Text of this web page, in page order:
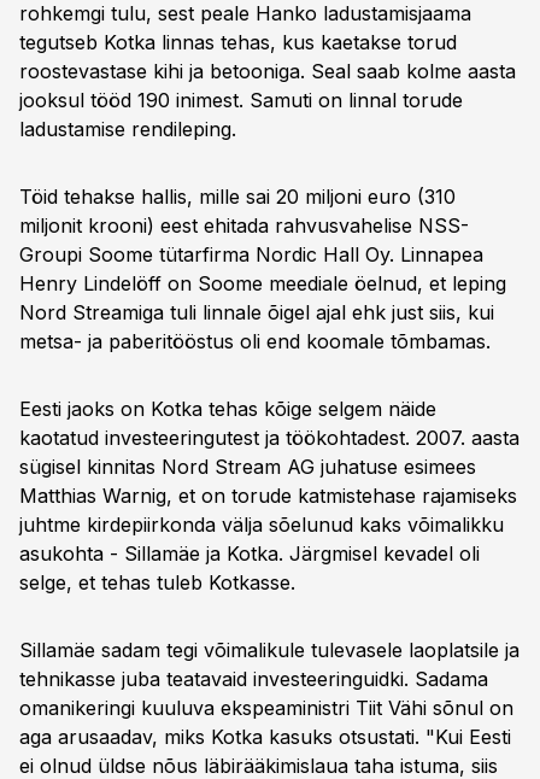
rohkemgi tulu, sest peale Hanko ladustamisjaama
tegutseb Kotka linnas tehas, kus kaetakse torud
roostevastase kihi ja betooniga. Seal saab kolme aasta
jooksul tööd 190 inimest. Samuti on linnal torude
ladustamise rendileping.
Töid tehakse hallis, mille sai 20 miljoni euro (310
miljonit krooni) eest ehitada rahvusvahelise NSS-
Groupi Soome tütarfirma Nordic Hall Oy. Linnapea
Henry Lindelöff on Soome meediale öelnud, et leping
Nord Streamiga tuli linnale õigel ajal ehk just siis, kui
metsa- ja paberitööstus oli end koomale tõmbamas.
Eesti jaoks on Kotka tehas kõige selgem näide
kaotatud investeeringutest ja töökohtadest. 2007. aasta
sügisel kinnitas Nord Stream AG juhatuse esimees
Matthias Warnig, et on torude katmistehase rajamiseks
juhtme kirdepiirkonda välja sõelunud kaks võimalikku
asukohta - Sillamäe ja Kotka. Järgmisel kevadel oli
selge, et tehas tuleb Kotkasse.
Sillamäe sadam tegi võimalikule tulevasele laoplatsile ja
tehnikasse juba teatavaid investeeringuidki. Sadama
omanikeringi kuuluva ekspeaministri Tiit Vähi sõnul on
aga arusaadav, miks Kotka kasuks otsustati. "Kui Eesti
ei olnud üldse nõus läbirääkimislaua taha istuma, siis